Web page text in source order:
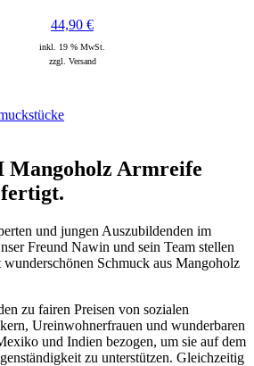
44,90 €
inkl. 19 % MwSt.
zzgl. Versand
Mangoholz Armreife
und jungen Auszubildenden im
Freund Nawin und sein Team stellen
Schmuck aus Mangoholz
zu fairen Preisen von sozialen
Ureinwohnerfrauen und wunderbaren
und Indien bezogen, um sie auf dem
zu unterstützen. Gleichzeitig